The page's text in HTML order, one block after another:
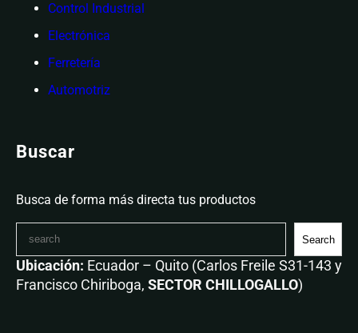
Control Industrial
Electrónica
Ferretería
Automotriz
Buscar
Busca de forma más directa tus productos
Search
Ubicación: Ecuador – Quito (Carlos Freile S31-143 y
Francisco Chiriboga, SECTOR CHILLOGALLO)